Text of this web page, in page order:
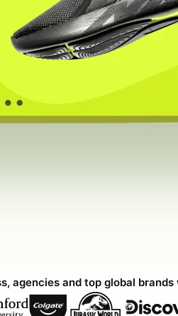
agencies and top global